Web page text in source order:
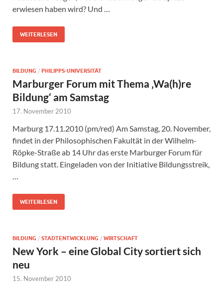
erwiesen haben wird? Und …
WEITERLESEN
BILDUNG / PHILIPPS-UNIVERSITÄT
Marburger Forum mit Thema ‚Wa(h)re
Bildung‘ am Samstag
17. November 2010
Marburg 17.11.2010 (pm/red) Am Samstag, 20. November,
findet in der Philosophischen Fakultät in der Wilhelm-
Röpke-Straße ab 14 Uhr das erste Marburger Forum für
Bildung statt. Eingeladen von der Initiative Bildungsstreik,
…
WEITERLESEN
BILDUNG / STADTENTWICKLUNG / WIRTSCHAFT
New York – eine Global City sortiert sich
neu
15. November 2010